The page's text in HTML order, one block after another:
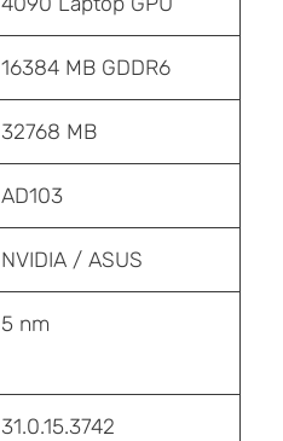
16384 MB GDDR6
32768 MB
AD103
NVIDIA / ASUS
5 nm
31.0.15.3742